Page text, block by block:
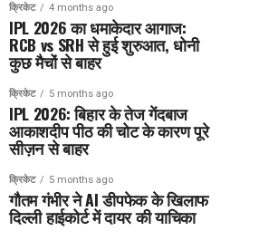
क्रिकेट 4 months ago
IPL 2026 का धमाकेदार आगाज:
RCB vs SRH से हुई शुरुआत, धोनी
कुछ मैचों से बाहर
क्रिकेट 5 months ago
IPL 2026: बिहार के तेज गेंदबाज
आकाशदीप पीठ की चोट के कारण पूरे
सीज़न से बाहर
क्रिकेट 5 months ago
गौतम गंभीर ने AI डीपफेक के खिलाफ
दिल्ली हाईकोर्ट में दायर की याचिका